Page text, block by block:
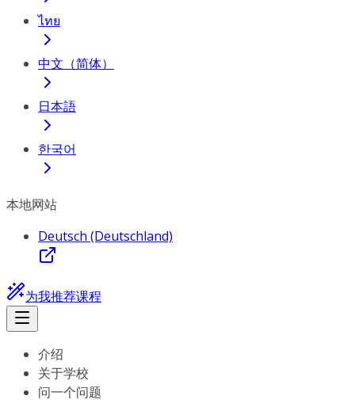
ไทย
中文（简体）
日本語
한국어
本地网站
Deutsch (Deutschland)
为我推荐课程
介绍
关于学校
问一个问题